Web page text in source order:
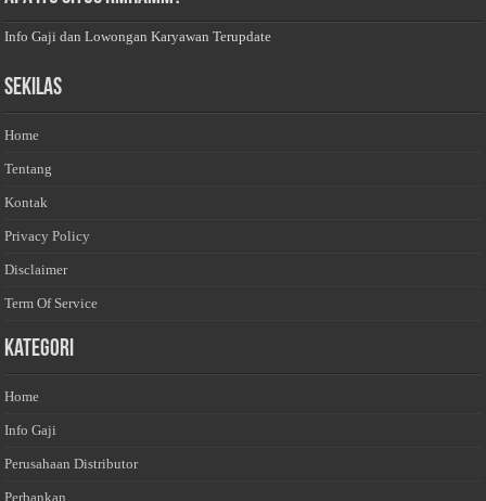
Info Gaji dan Lowongan Karyawan Terupdate
Sekilas
Home
Tentang
Kontak
Privacy Policy
Disclaimer
Term Of Service
Kategori
Home
Info Gaji
Perusahaan Distributor
Perbankan